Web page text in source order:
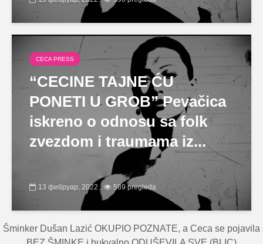
CECA PRESS
“CECINE TAJNE ĆU
PONETI U GROB” Pevačica
iskreno o odnosu sa folk
zvezdom i traumama iz...
13 фебруар, 2022 589 pregleda
Šminker Dušan Lazić OKUPIO POZNATE, a Ceca se pojavila